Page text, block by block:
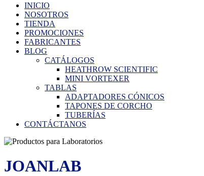
INICIO
NOSOTROS
TIENDA
PROMOCIONES
FABRICANTES
BLOG
CATÁLOGOS
HEATHROW SCIENTIFIC
MINI VORTEXER
TABLAS
ADAPTADORES CÓNICOS
TAPONES DE CORCHO
TUBERÍAS
CONTÁCTANOS
JOANLAB